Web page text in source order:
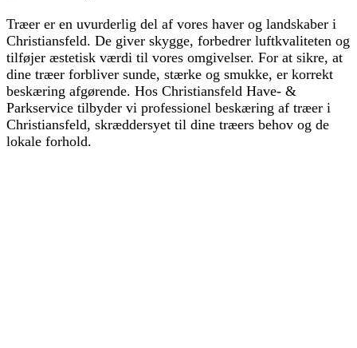
Træer er en uvurderlig del af vores haver og landskaber i
Christiansfeld. De giver skygge, forbedrer luftkvaliteten og
tilføjer æstetisk værdi til vores omgivelser. For at sikre, at
dine træer forbliver sunde, stærke og smukke, er korrekt
beskæring afgørende. Hos Christiansfeld Have- &
Parkservice tilbyder vi professionel beskæring af træer i
Christiansfeld, skræddersyet til dine træers behov og de
lokale forhold.